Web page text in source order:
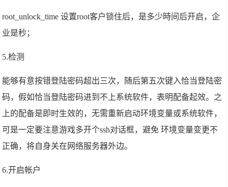
root_unlock_time 设置root客户锁住后，是多少時间后开启，企
业是秒；
5.检测
能够有意按错登陆密码超出三次，随后第五次键入恰当登陆密
码，假如恰当登陆密码进到不上系统软件，表明配备起效。之
上的配备是即时生效的，无需重新启动环境变量或系统软件，
可是一定要注意游戏多开个ssh对话框，避免 环境变量变更不
正确，将自身关在网络服务器外边。
6.开启帐户